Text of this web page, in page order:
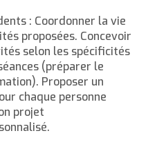
: Coordonner la vie
proposées. Concevoir
selon les spécificités
(préparer le
Proposer un
chaque personne
projet